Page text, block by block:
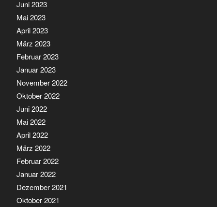
Juni 2023
Mai 2023
April 2023
März 2023
Februar 2023
Januar 2023
November 2022
Oktober 2022
Juni 2022
Mai 2022
April 2022
März 2022
Februar 2022
Januar 2022
Dezember 2021
Oktober 2021